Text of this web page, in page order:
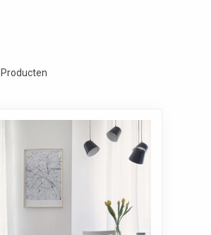
Producten